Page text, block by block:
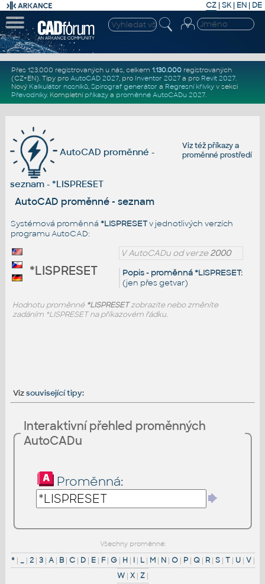
CZ | SK| EN | DE
Přes 123.000 registrovaných u nás, celkem 1.130.000registrovaných
(CZ+EN). Tipy pro AutoCAD 2027, pro Inventor 2027a pro Revit 2027.
Nový Kalkulátor nosníků, Spirograf generátor a Regresní křivkyv sekci
Převodníky. Kompletní příkazya proměnné AutoCADu 2027.
Viz téžpříkazya
proměnné prostředí
AutoCAD proměnné -
seznam - *LISPRESET
AutoCAD proměnné - seznam
Systémová proměnná *LISPRESETv jednotlivých verzích
programu AutoCAD:
V AutoCADu od verze2000
Popis - proměnná *LISPRESET:
(jen přes getvar)
*LISPRESET
Hodnotu proměnné *LISPRESETzobrazíte nebo změníte
zadáním *LISPRESET na příkazovém řádku.
Vizsouvisející tipy:
Interaktivní přehled proměnných
AutoCADu
Proměnná:
Všechny proměnné:
*| _| 2| 3| A| B| C| D| E| F| G| H| I| L| M| N| O| P| Q| R| S| T| U| V|
W | X | Z |